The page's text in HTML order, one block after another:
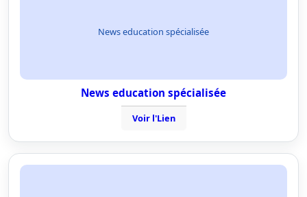
News education spécialisée
News education spécialisée
Voir l'Lien